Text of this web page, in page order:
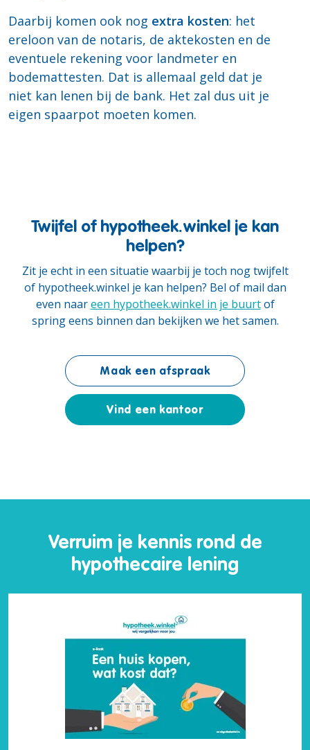
Daarbij komen ook nog extra kosten: het
ereloon van de notaris, de aktekosten en de
eventuele rekening voor landmeter en
bodemattesten. Dat is allemaal geld dat je
niet kan lenen bij de bank. Het zal dus uit je
eigen spaarpot moeten komen.
Twijfel of hypotheek.winkel je kan
helpen?
Zit je echt in een situatie waarbij je toch nog twijfelt
of hypotheek.winkel je kan helpen? Bel of mail dan
even naareen hypotheek.winkel in je buurtof
spring eens binnen dan bekijken we het samen.
Maak een afspraak
Vind een kantoor
Verruim je kennis rond de
hypothecaire lening